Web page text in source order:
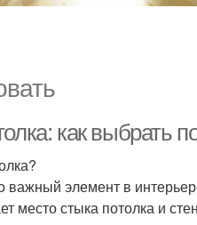
как выбрать
важный элемент в
место стыка потолка и